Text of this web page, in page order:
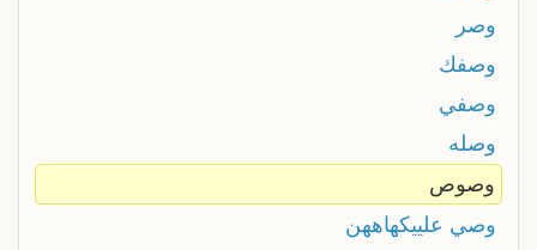
وصر
وصفك
وصفي
وصله
وصوص
وصي علييكهاههن